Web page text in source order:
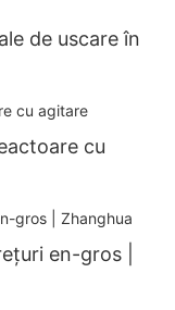
de uscare în
cu
en-gros |